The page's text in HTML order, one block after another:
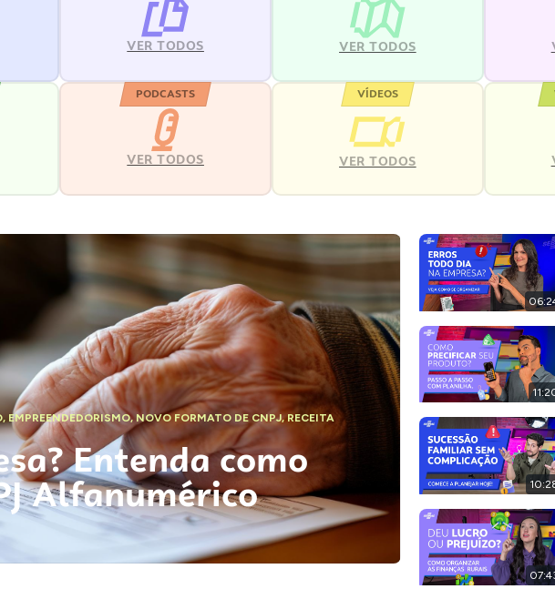
VER TODOS VER TODOS
PODCASTS
VER TODOS
VÍDEOS
VER TODOS
, EMPREENDEDORISMO,NOVO FORMATO DE CNPJ,RECEITA
Entenda como
Alfanumérico